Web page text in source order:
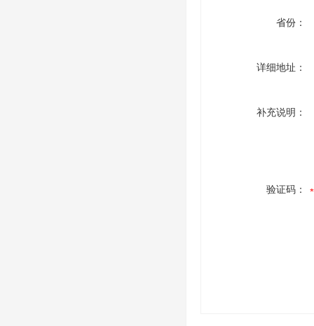
省份：
详细地址：
补充说明：
验证码：